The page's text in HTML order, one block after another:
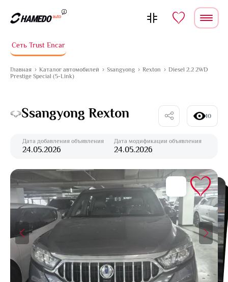
Сеть Trust Encar
Главная Каталог автомобилей Ssangyong Rexton
Diesel 2.2 2WD
Prestige Special (5-Link)
Ssangyong Rexton 10
Дата добавления объявления
24.05.2026
Дата модификации объявления
24.05.2026